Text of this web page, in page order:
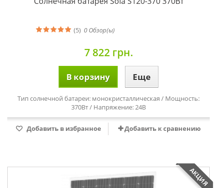
(5) 0 Обзор(ы)
7 822 грн.
В корзину Еще
Тип солнечной батареи: монокристаллическая / Мощность:
370Вт / Напряжение: 24В
Добавить в избранное Добавить к сравнению
АКЦИЯ